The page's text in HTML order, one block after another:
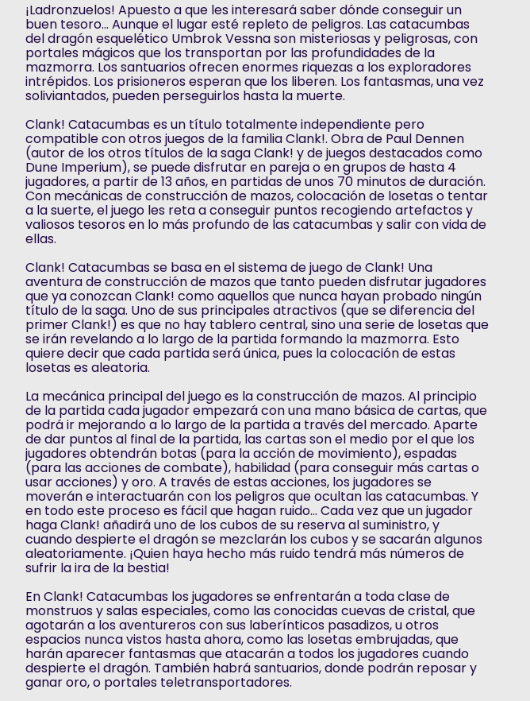
¡Ladronzuelos! Apuesto a que les interesará saber dónde conseguir un
buen tesoro... Aunque el lugar esté repleto de peligros. Las catacumbas
del dragón esquelético Umbrok Vessna son misteriosas y peligrosas, con
portales mágicos que los transportan por las profundidades de la
mazmorra. Los santuarios ofrecen enormes riquezas a los exploradores
intrépidos. Los prisioneros esperan que los liberen. Los fantasmas, una vez
soliviantados, pueden perseguirlos hasta la muerte.
Clank! Catacumbas es un título totalmente independiente pero
compatible con otros juegos de la familia Clank!. Obra de Paul Dennen
(autor de los otros títulos de la saga Clank! y de juegos destacados como
Dune Imperium), se puede disfrutar en pareja o en grupos de hasta 4
jugadores, a partir de 13 años, en partidas de unos 70 minutos de duración.
Con mecánicas de construcción de mazos, colocación de losetas o tentar
a la suerte, el juego les reta a conseguir puntos recogiendo artefactos y
valiosos tesoros en lo más profundo de las catacumbas y salir con vida de
ellas.
Clank! Catacumbas se basa en el sistema de juego de Clank! Una
aventura de construcción de mazos que tanto pueden disfrutar jugadores
que ya conozcan Clank! como aquellos que nunca hayan probado ningún
título de la saga. Uno de sus principales atractivos (que se diferencia del
primer Clank!) es que no hay tablero central, sino una serie de losetas que
se irán revelando a lo largo de la partida formando la mazmorra. Esto
quiere decir que cada partida será única, pues la colocación de estas
losetas es aleatoria.
La mecánica principal del juego es la construcción de mazos. Al principio
de la partida cada jugador empezará con una mano básica de cartas, que
podrá ir mejorando a lo largo de la partida a través del mercado. Aparte
de dar puntos al final de la partida, las cartas son el medio por el que los
jugadores obtendrán botas (para la acción de movimiento), espadas
(para las acciones de combate), habilidad (para conseguir más cartas o
usar acciones) y oro. A través de estas acciones, los jugadores se
moverán e interactuarán con los peligros que ocultan las catacumbas. Y
en todo este proceso es fácil que hagan ruido... Cada vez que un jugador
haga Clank! añadirá uno de los cubos de su reserva al suministro, y
cuando despierte el dragón se mezclarán los cubos y se sacarán algunos
aleatoriamente. ¡Quien haya hecho más ruido tendrá más números de
sufrir la ira de la bestia!
En Clank! Catacumbas los jugadores se enfrentarán a toda clase de
monstruos y salas especiales, como las conocidas cuevas de cristal, que
agotarán a los aventureros con sus laberínticos pasadizos, u otros
espacios nunca vistos hasta ahora, como las losetas embrujadas, que
harán aparecer fantasmas que atacarán a todos los jugadores cuando
despierte el dragón. También habrá santuarios, donde podrán reposar y
ganar oro, o portales teletransportadores.